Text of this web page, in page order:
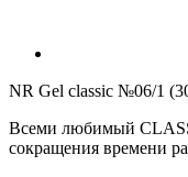
NR Gel classic №06/1
Всеми любимый
сокращения времени